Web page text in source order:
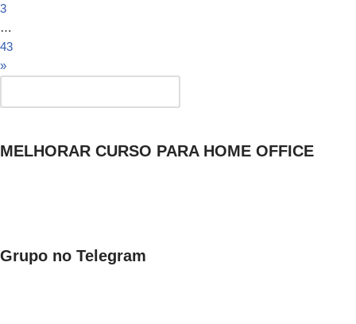
3
…
43
»
MELHORAR CURSO PARA HOME OFFICE
Grupo no Telegram